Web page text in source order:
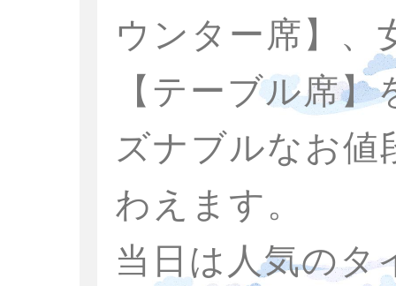
ウンター席】、
【テーブル席
ズナブルなお値
わえます。
当日は人気のタ